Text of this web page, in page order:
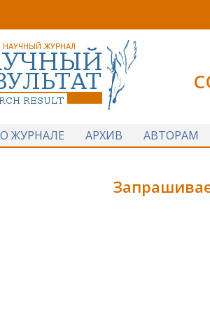
О ЖУРНАЛЕ АРХИВ АВТОРАМ